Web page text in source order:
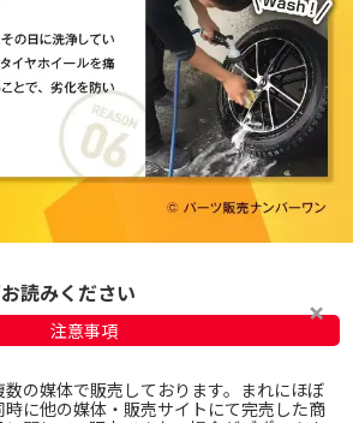
読みください
注意事項
数の媒体で販売しております。まれにほぼ
時に他の媒体・販売サイトにて完売した商